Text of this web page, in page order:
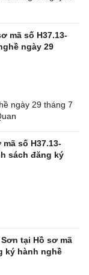
mã số H37.13-
ngày 29
ngày 29 tháng 7
số H37.13-
sách đăng ký
tại Hồ sơ mã
ký hành nghề